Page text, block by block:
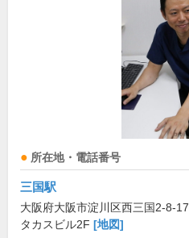
所在地・電話番号
三国駅
大阪府大阪市淀川区西三国2-8-17
タカスビル2F [地図]